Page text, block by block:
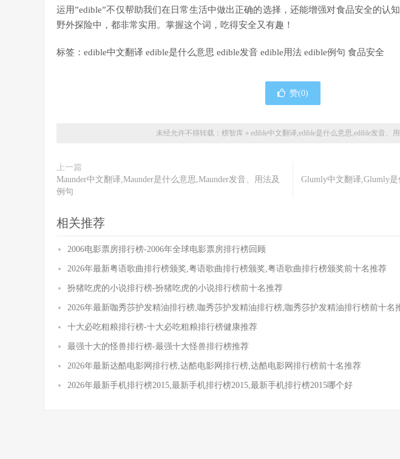
运用”edible”不仅帮助我们在日常生活中做出正确的选择，还能增强对食品安全的认
野外探险中，都非常实用。掌握这个词，吃得安全又有趣！
标签：edible中文翻译 edible是什么意思 edible发音 edible用法 edible例句 食品安全
赞(0)
未经允许不得转载： 榜智库 » edible中文翻译,edible是什么意思,edible发音、
上一篇
Maunder中文翻译,Maunder是什么意思,Maunder发音、用法及
例句
Glumly中文翻译,Glumly
相关推荐
2006电影票房排行榜-2006年全球电影票房排行榜回顾
2026年最新粤语歌曲排行榜颁奖,粤语歌曲排行榜颁奖,粤语歌曲排行榜颁奖前十名推荐
扮猪吃虎的小说排行榜-扮猪吃虎的小说排行榜前十名推荐
2026年最新咖秀莎护发精油排行榜,咖秀莎护发精油排行榜,咖秀莎护发精油排行榜前十名
十大必吃粗粮排行榜-十大必吃粗粮排行榜健康推荐
最强十大的怪兽排行榜-最强十大怪兽排行榜推荐
2026年最新达酷电影网排行榜,达酷电影网排行榜,达酷电影网排行榜前十名推荐
2026年最新手机排行榜2015,最新手机排行榜2015,最新手机排行榜2015哪个好